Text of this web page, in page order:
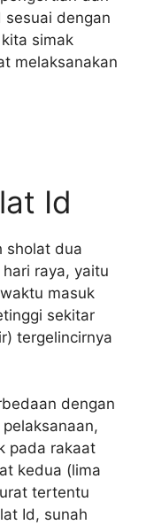
sesuai dengan
simak
melaksanakan
Id
sholat dua
raya, yaitu
masuk
sekitar
tergelincirnya
dengan
pada rakaat
kedua (lima
tertentu
Id, sunah